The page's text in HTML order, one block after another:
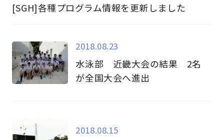
[SGH]各種プログラム情報を更新しました
2018.08.23
水泳部 近畿大会の結果 2名
が全国大会へ進出
2018.08.15